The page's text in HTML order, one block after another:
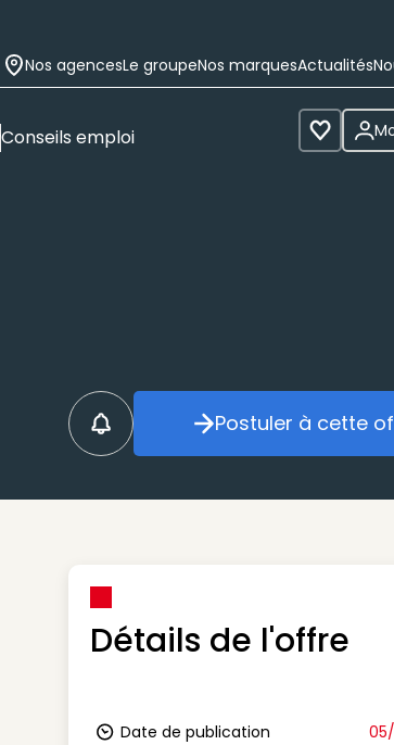
Nos agencesLe groupeNos marquesActualités
Conseils emploi Voir
Créer mon alerte Postuler
Postuler à cette
Détails de l'offre
Date de publication